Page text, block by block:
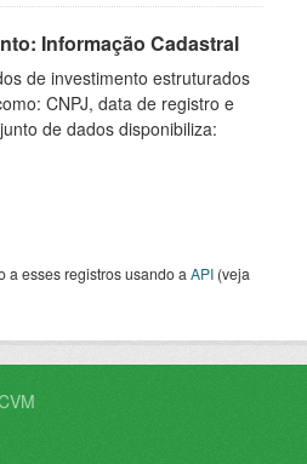
Informação Cadastral
de investimento estruturados
CNPJ, data de registro e
de dados disponibiliza:
a esses registros usando a API (veja